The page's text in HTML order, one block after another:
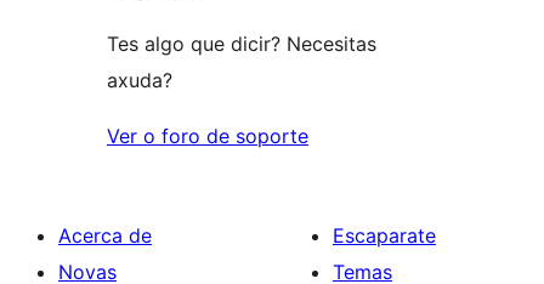
Tes algo que dicir? Necesitas
axuda?
Ver o foro de soporte
Acerca de
Novas
Escaparate
Temas